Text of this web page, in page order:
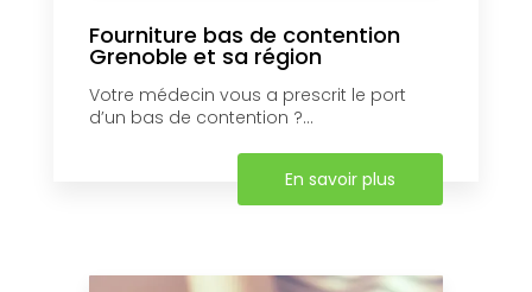
Fourniture bas de contention
Grenoble et sa région
Votre médecin vous a prescrit le port
d’un bas de contention ?...
En savoir plus